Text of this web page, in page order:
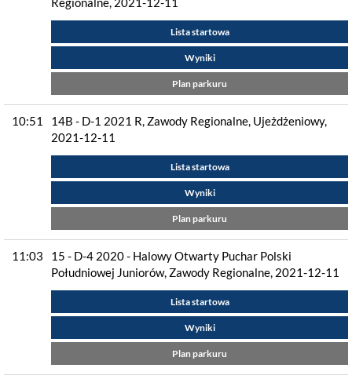
Lista startowa
Wyniki
Plan parkuru
10:51
14B - D-1 2021 R, Zawody Regionalne, Ujeżdżeniowy,
2021-12-11
Lista startowa
Wyniki
Plan parkuru
11:03
15 - D-4 2020 - Halowy Otwarty Puchar Polski
Południowej Juniorów, Zawody Regionalne, 2021-12-11
Lista startowa
Wyniki
Plan parkuru